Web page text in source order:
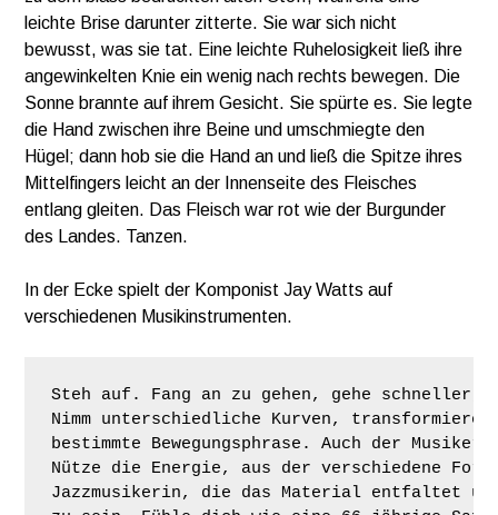
leichte Brise darunter zitterte. Sie war sich nicht
bewusst, was sie tat. Eine leichte Ruhelosigkeit ließ ihre
angewinkelten Knie ein wenig nach rechts bewegen. Die
Sonne brannte auf ihrem Gesicht. Sie spürte es. Sie legte
die Hand zwischen ihre Beine und umschmiegte den
Hügel; dann hob sie die Hand an und ließ die Spitze ihres
Mittelfingers leicht an der Innenseite des Fleisches
entlang gleiten. Das Fleisch war rot wie der Burgunder
des Landes. Tanzen.
In der Ecke spielt der Komponist Jay Watts auf
verschiedenen Musikinstrumenten.
Steh auf. Fang an zu gehen, gehe
Nimm unterschiedliche Kurven,
bestimmte Bewegungsphrase. Auch der
Nütze die Energie, aus der verschiedene
Jazzmusikerin, die das Material entfaltet